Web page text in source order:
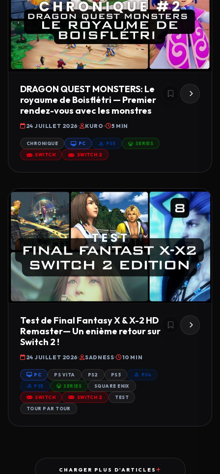
DRAGON QUEST MONSTERS: Le
royaume de Boisflétri — Premier
rendez-vous avec les monstres
24 JUILLET 2026 KURO 5 MIN
CHRONIQUE PC PS5 SERIES
SWITCH SWITCH 2
Test de Final Fantasy X & X-2 HD
Remaster— Un enième retour sur
Switch 2 !
24 JUILLET 2026 SADNESS 10 MIN
PC PS VITA PS2 PS3 PS4
PS5 SERIES SQUARE ENIX
SWITCH SWITCH 2 TEST
TOUR PAR TOUR
CHARGER PLUS D'ARTICLES